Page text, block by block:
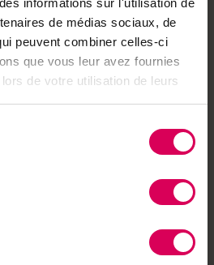
informations sur l'utilisation de
de médias sociaux, de
peuvent combiner celles-ci
que vous leur avez fournies
de votre utilisation de leurs
Nature
De la plante au tissu, les
pigments font forte
impression